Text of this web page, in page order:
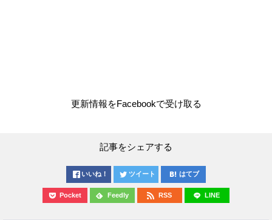
更新情報をFacebookで受け取る
記事をシェアする
いいね！ ツイート はてブ
Pocket Feedly RSS LINE